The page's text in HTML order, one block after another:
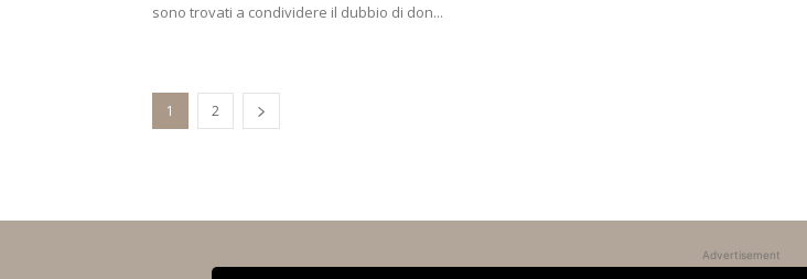
sono trovati a condividere il dubbio di don...
1 2
Advertisement